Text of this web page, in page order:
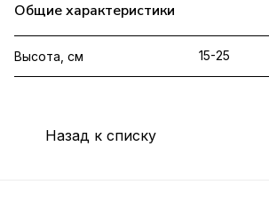
Общие характеристики
Высота, см 15-25
Назад к списку